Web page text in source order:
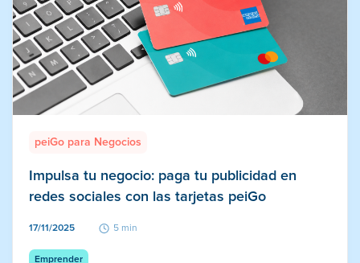
peiGo para Negocios
Impulsa tu negocio: paga tu publicidad en
redes sociales con las tarjetas peiGo
17/11/2025 5 min
Emprender